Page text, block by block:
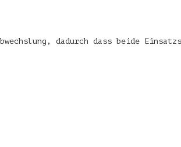
dadurch dass beide